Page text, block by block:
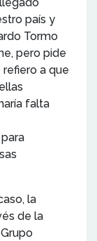
país y
Tormo
pero pide
a que
falta
la
de la